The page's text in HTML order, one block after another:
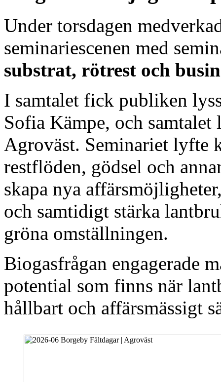
Under torsdagen
seminariescenen med
substrat, rötrest och
I samtalet fick publiken
Sofia Kämpe, och
Agroväst. Seminariet lyfte
restflöden, gödsel och
skapa nya
och samtidigt stärka
gröna omställningen.
Biogasfrågan engagerade
potential som finns när
hållbart och affärsmässigt